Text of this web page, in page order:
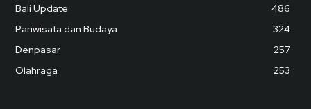
Bali Update
486
Pariwisata dan Budaya
324
Denpasar
257
Olahraga
253